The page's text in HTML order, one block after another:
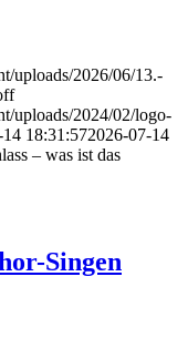
uploads/2026/06/13.-
uploads/2024/02/logo-
18:31:572026-07-14
– was ist das
Singen